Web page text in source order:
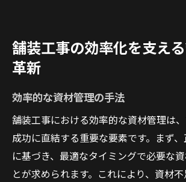
舗装工事の効率化を支え
革新
効率的な資材管理の手法
舗装工事における効率的な資材管理は
成功に直結する重要な要素です。まず
に基づき、最適なタイミングで必要な
とが求められます。これにより、資材